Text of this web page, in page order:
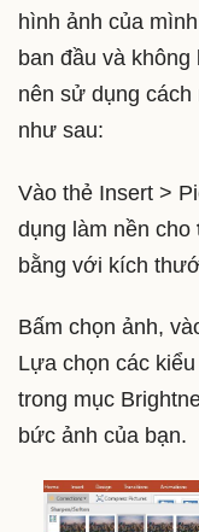
hình ảnh của
ban đầu và
nên sử dụng
như sau:
Vào thẻ Insert >
dụng làm nền cho
bằng với kích
Bấm chọn ảnh,
Lựa chọn các
trong mục
bức ảnh của bạn.